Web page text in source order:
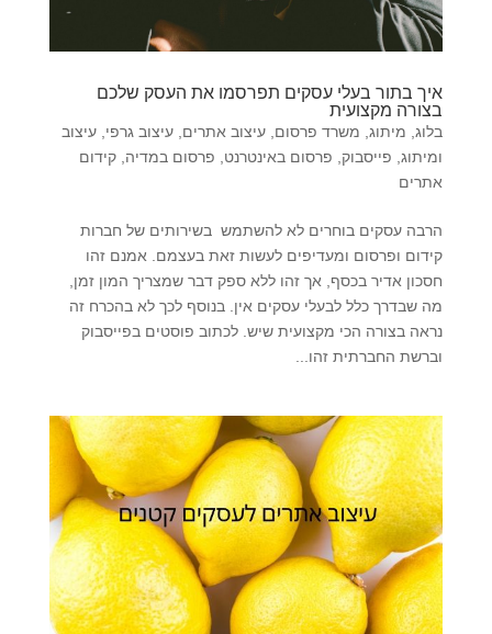
איך בתור בעלי עסקים תפרסמו את העסק שלכם
בצורה מקצועית
בלוג, מיתוג, משרד פרסום עיצוב אתרים עיצוב גרפי עיצוב
ומיתוג, פייסבוק, פרסום באינטרנט פרסום במדיה קידום
אתרים
הרבה עסקים בוחרים לא להשתמש בשירותים של חברות
קידום ופרסום ומעדיפים לעשות זאת בעצמם. אמנם זהו
חסכון אדיר בכסף, אך זהו ללא ספק דבר שמצריך המון זמן,
מה שבדרך כלל לבעלי עסקים אין. בנוסף לכך לא בהכרח זה
נראה בצורה הכי מקצועית שיש. לכתוב פוסטים בפייסבוק
וברשת החברתית זהו...